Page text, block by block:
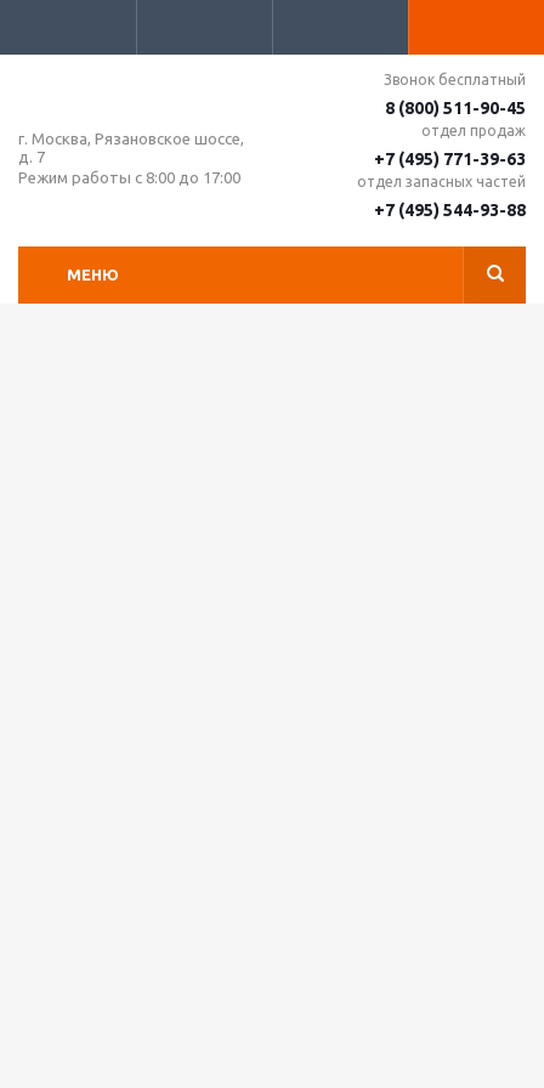
г. Москва, Рязановское шоссе,
д. 7
Режим работы с 8:00 до 17:00
Звонок бесплатный
8 (800) 511-90-45
отдел продаж
+7 (495) 771-39-63
отдел запасных частей
+7 (495) 544-93-88
МЕНЮ